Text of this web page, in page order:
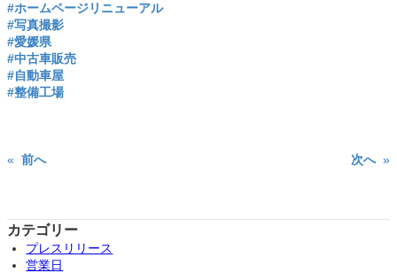
#ホームページリニューアル
#写真撮影
#愛媛県
#中古車販売
#自動車屋
#整備工場
« 前へ 次へ »
カテゴリー
プレスリリース
営業日